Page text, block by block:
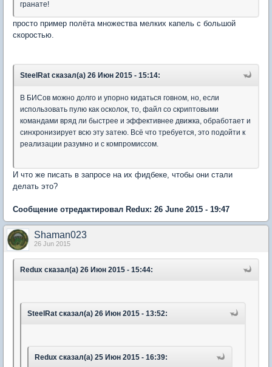
гранате!
просто пример полёта множества мелких капель с большой
скоростью.
SteelRat сказал(а) 26 Июн 2015 - 15:14:
В БИСов можно долго и упорно кидаться говном, но, если
использовать пулю как осколок, то, файл со скриптовыми
командами вряд ли быстрее и эффективнее движка, обработает и
синхронизирует всю эту затею. Всё что требуется, это подойти к
реализации разумно и с компромиссом.
И что же писать в запросе на их фидбеке, чтобы они стали
делать это?
Сообщение отредактировал Redux: 26 June 2015 - 19:47
Shaman023
26 Jun 2015
Redux сказал(а) 26 Июн 2015 - 15:44:
SteelRat сказал(а) 26 Июн 2015 - 13:52:
Redux сказал(а) 25 Июн 2015 - 16:39: